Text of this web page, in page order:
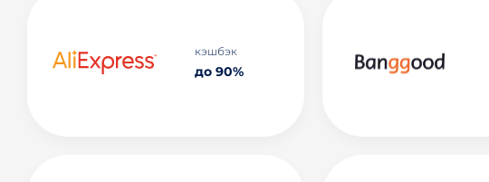
кэшбэк
до 90%